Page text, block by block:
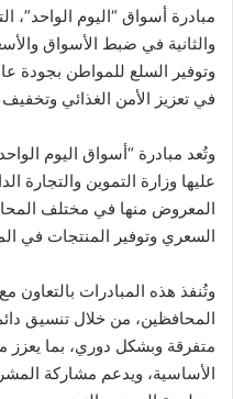
مبادرة أسواق “اليوم الواحد”،
والثانية في ضبط الأسواق
وتوفير السلع للمواطن بجودة
في تعزيز الأمن الغذائي
وتُعد مبادرة “أسواق اليوم
عليها وزارة التموين والتجارة
المعروض منها في مختلف
السعري وتوفير المنتجات في
وتُنفذ هذه المبادرات بالتعاون
المحافظين، من خلال تنسيق
متفرقة وبشكل دوري، بما
الأساسية، ويدعم مشاركة